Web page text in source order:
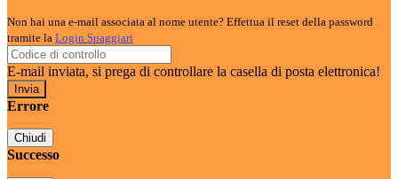
Non hai una e-mail associata al nome utente? Effettua il reset della password
tramite la Login Spaggiari
E-mail inviata, si prega di controllare la casella di posta elettronica!
Errore
Chiudi
Successo